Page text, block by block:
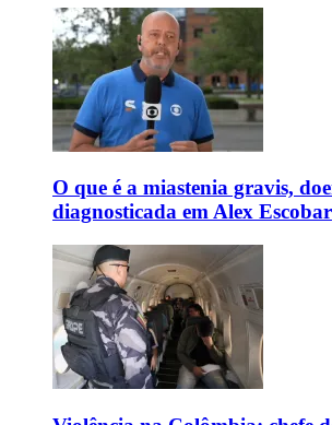
O que é a miastenia gravis,
diagnosticada em Alex Escobar